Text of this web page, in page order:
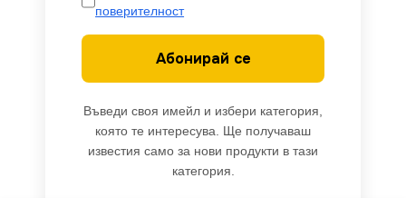
поверителност
Абонирай се
Въведи своя имейл и избери категория,
която те интересува. Ще получаваш
известия само за нови продукти в тази
категория.